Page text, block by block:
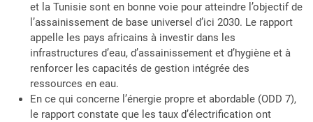
et la Tunisie sont en bonne voie pour atteindre l’objectif de
l’assainissement de base universel d’ici 2030. Le rapport
appelle les pays africains à investir dans les
infrastructures d’eau, d’assainissement et d’hygiène et à
renforcer les capacités de gestion intégrée des
ressources en eau.
En ce qui concerne l’énergie propre et abordable (ODD 7),
le rapport constate que les taux d’électrification ont